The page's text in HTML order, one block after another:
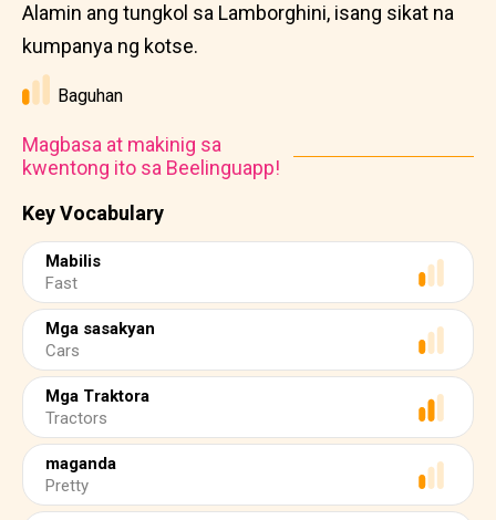
Key Vocabulary
Mabilis
Fast
Mga sasakyan
Cars
Mga Traktora
Tractors
maganda
Pretty
Alamin ang tungkol sa Lamborghini, isang sikat na
kumpanya ng kotse.
Baguhan
Magbasa at makinig sa
kwentong ito sa Beelinguapp!